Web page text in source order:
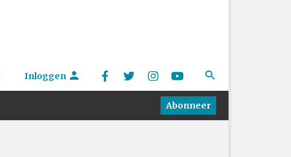
Inloggen
Abonneer